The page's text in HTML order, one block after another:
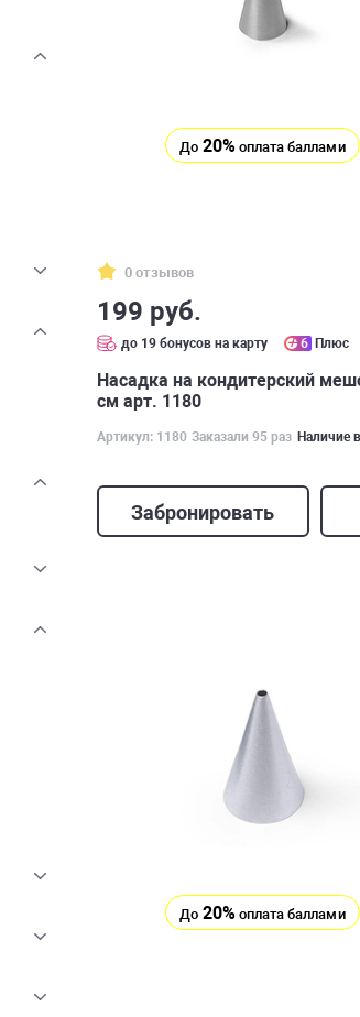
До 20% оплата баллами
0 отзывов
199 руб.
до 19 бонусов на карту 6 Плюс
Насадка на кондитерский
см арт. 1180
Артикул: 1180 Заказали 95 раз Наличие
Забронировать
До 20% оплата баллами